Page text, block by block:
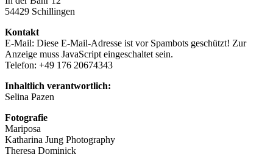
54429 Schillingen
Kontakt
E-Mail: Diese E-Mail-Adresse ist vor Spambots geschützt! Zur
Anzeige muss JavaScript eingeschaltet sein.
Telefon: +49 176 20674343
Inhaltlich verantwortlich:
Selina Pazen
Fotografie
Mariposa
Katharina Jung Photography
Theresa Dominick